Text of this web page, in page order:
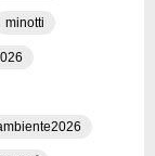
minotti